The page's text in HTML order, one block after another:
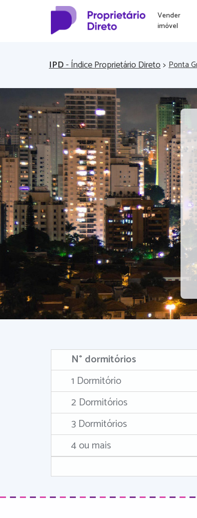
Vender
imóvel
IPD- Índice Proprietário Direto> Ponta
N° dormitórios
1 Dormitório
2 Dormitórios
3 Dormitórios
4 ou mais